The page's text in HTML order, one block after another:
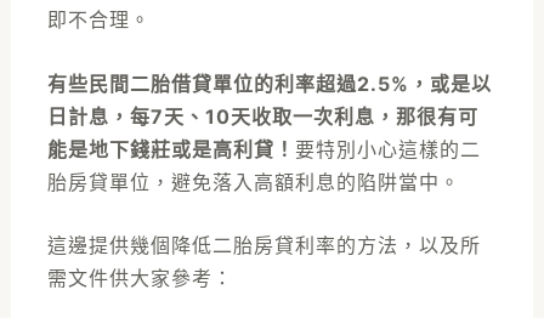
即不合理。
有些民間二胎借貸單位的利率超過2.5%，或是以
日計息，每7天、10天收取一次利息，那很有可
能是地下錢莊或是高利貸！ 要特別小心這樣的二
胎房貸單位，避免落入高額利息的陷阱當中。
這邊提供幾個降低二胎房貸利率的方法，以及所
需文件供大家參考：